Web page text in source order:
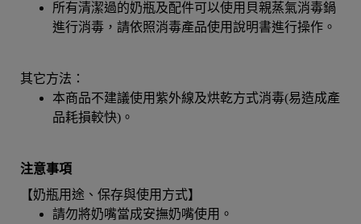
所有清潔過的奶瓶及配件可以使用貝親蒸氣消毒鍋
進行消毒，請依照消毒產品使用說明書進行操作。
​​其它方法：
​​本商品不建議使用紫外線及烘乾方式消毒(易造成產
品耗損較快)。
注意事項
【奶瓶用途、保存與使用方式】
請勿將奶嘴當成安撫奶嘴使用。